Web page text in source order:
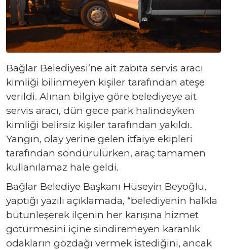
Bağlar Belediyesi’ne ait zabıta servis aracı
kimliği bilinmeyen kişiler tarafından ateşe
verildi. Alınan bilgiye göre belediyeye ait
servis aracı, dün gece park halindeyken
kimliği belirsiz kişiler tarafından yakıldı.
Yangın, olay yerine gelen itfaiye ekipleri
tarafından söndürülürken, araç tamamen
kullanılamaz hale geldi.
Bağlar Belediye Başkanı Hüseyin Beyoğlu,
yaptığı yazılı açıklamada, “belediyenin halkla
bütünleşerek ilçenin her karışına hizmet
götürmesini içine sindiremeyen karanlık
odakların gözdağı vermek istediğini, ancak